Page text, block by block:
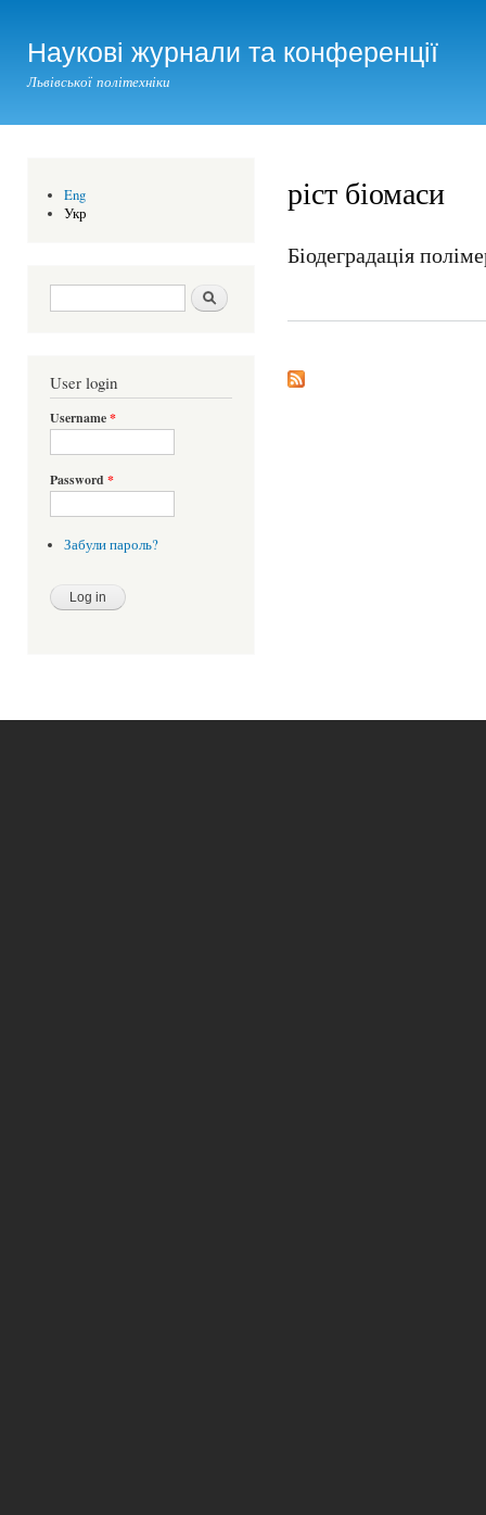
Наукові журнали та конференції
Львівської політехніки
Eng
Укр
Search form Шукати
User login
Username*
Password *
Забули пароль?
ріст біомаси
Біодеградація